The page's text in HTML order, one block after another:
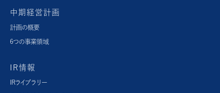
中期経営計画
計画の概要
6つの事業領域
IR情報
IRライブラリー